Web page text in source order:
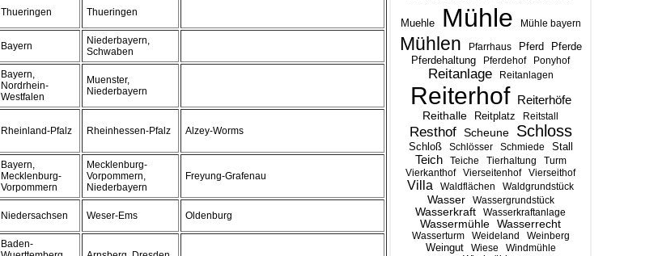
Muehle Mühle Mühle bayern
Mühlen Pfarrhaus Pferd Pferde
Pferdehaltung Pferdehof Ponyhof
Reitanlage Reitanlagen
Reiterhof Reiterhöfe
Reithalle Reitplatz Reitstall
Resthof Scheune Schloss
Schloß Schlösser Schmiede Stall
Teich Teiche Tierhaltung
Turm
Vierkanthof
Vierseitenhof Vierseithof
Villa Waldflächen Waldgrundstück
Wasser Wassergrundstück
Wasserkraft Wasserkraftanlage
Wassermühle Wasserrecht
Wasserturm Weideland Weinberg
Weingut Wiese
Windmühle
Thueringen Thueringen
Bayern
Niederbayern,
Schwaben
Bayern,
Nordrhein-
Westfalen
Muenster,
Niederbayern
Rheinland-Pfalz Rheinhessen-Pfalz Alzey-Worms
Bayern,
Mecklenburg-
Vorpommern
Mecklenburg-
Vorpommern,
Niederbayern
Freyung-Grafenau
Niedersachsen Weser-Ems Oldenburg
Baden-